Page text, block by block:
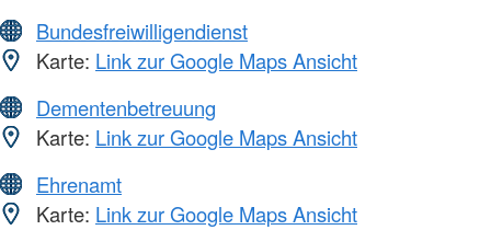
Bundesfreiwilligendienst
Karte: Link zur Google Maps Ansicht
Dementenbetreuung
Karte: Link zur Google Maps Ansicht
Ehrenamt
Karte: Link zur Google Maps Ansicht